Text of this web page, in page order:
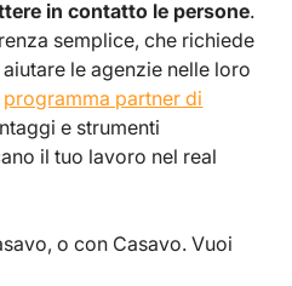
in contatto le persone.
semplice, che richiede
le agenzie nelle loro
programma partner di
e strumenti
il tuo lavoro nel real
o con Casavo. Vuoi